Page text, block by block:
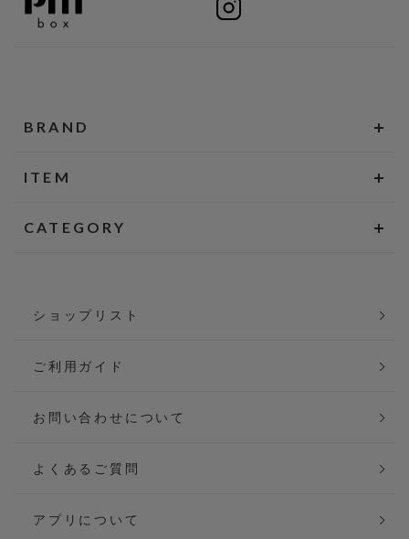
BRAND
ITEM
CATEGORY
ショップリスト
ご利用ガイド
お問い合わせについて
よくあるご質問
アプリについて